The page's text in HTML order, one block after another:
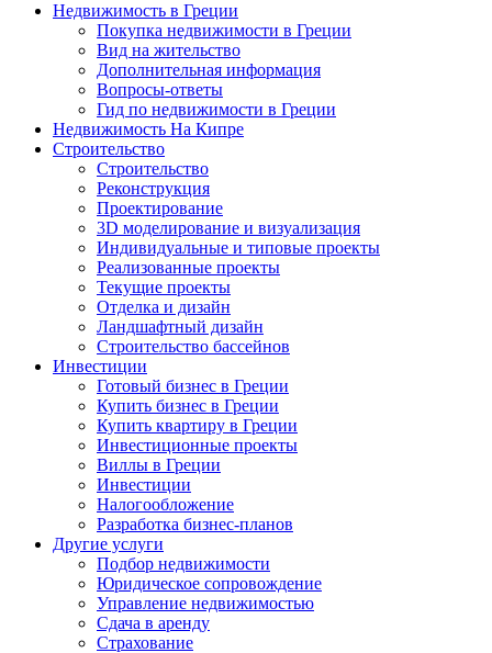
Недвижимость в Греции
Покупка недвижимости в Греции
Вид на жительство
Дополнительная информация
Вопросы-ответы
Гид по недвижимости в Греции
Недвижимость На Кипре
Строительство
Строительство
Реконструкция
Проектирование
3D моделирование и визуализация
Индивидуальные и типовые проекты
Реализованные проекты
Текущие проекты
Отделка и дизайн
Ландшафтный дизайн
Строительство бассейнов
Инвестиции
Готовый бизнес в Греции
Купить бизнес в Греции
Купить квартиру в Греции
Инвестиционные проекты
Виллы в Греции
Инвестиции
Налогообложение
Разработка бизнес-планов
Другие услуги
Подбор недвижимости
Юридическое сопровождение
Управление недвижимостью
Сдача в аренду
Страхование